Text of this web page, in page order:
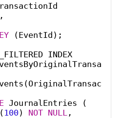
(EventId);
INDEX
JournalEntries (
100) NOT NULL ,